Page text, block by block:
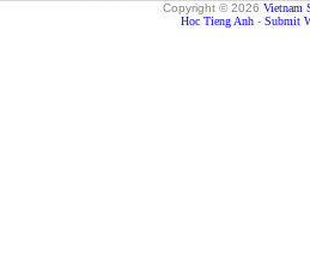
Copyright © 2026 Vietnam
Hoc Tieng Anh - Submit